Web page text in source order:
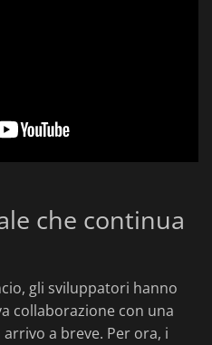
che continua
gli sviluppatori hanno
collaborazione con una
a breve. Per ora, i